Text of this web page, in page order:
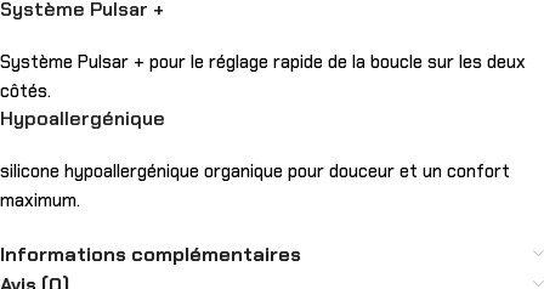
Système Pulsar +
Système Pulsar + pour le réglage rapide de la boucle sur les deux
côtés.
Hypoallergénique
silicone hypoallergénique organique pour douceur et un confort
maximum.
Informations complémentaires